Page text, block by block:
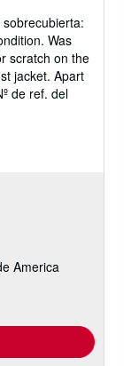
Was
scratch on the
jacket. Apart
de ref. del
America